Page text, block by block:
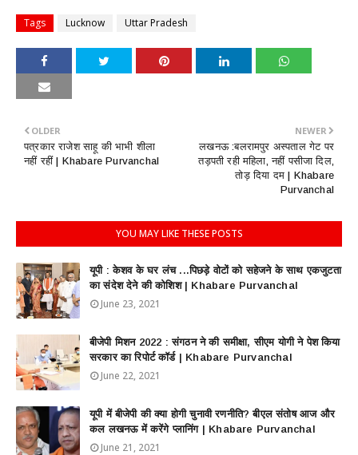
Tags Lucknow Uttar Pradesh
NEWER
लखनऊ :बलरामपुर अस्पताल गेट पर
तड़पती रही महिला, नहीं पसीजा दिल,
तोड़ दिया दम | Khabare
Purvanchal
OLDER
पत्रकार राजेश साहू की भाभी शीला
नहीं रहीं | Khabare Purvanchal
YOU MAY LIKE THESE POSTS
यूपी : केशव के घर लंच ...पिछड़े वोटों को सहेजने के साथ एकजुटता
का संदेश देने की कोशिश | Khabare Purvanchal
June 23, 2021
बीजेपी मिशन 2022 : संगठन ने की समीक्षा, सीएम योगी ने पेश किया
सरकार का रिपोर्ट कॉर्ड | Khabare Purvanchal
June 22, 2021
यूपी में बीजेपी की क्या होगी चुनावी रणनीति? बीएल संतोष आज और
कल लखनऊ में करेंगे प्लानिंग | Khabare Purvanchal
June 21, 2021